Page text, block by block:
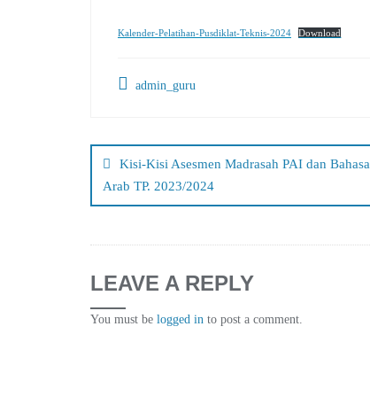
Kalender-Pelatihan-Pusdiklat-Teknis-2024 Download
admin_guru
navigation
Kisi-Kisi Asesmen Madrasah PAI dan Bahasa
Arab TP. 2023/2024
LEAVE A REPLY
You must be logged in to post a comment.